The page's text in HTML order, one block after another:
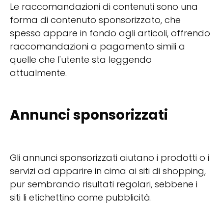
Le raccomandazioni di contenuti sono una
forma di contenuto sponsorizzato, che
spesso appare in fondo agli articoli, offrendo
raccomandazioni a pagamento simili a
quelle che l'utente sta leggendo
attualmente.
Annunci sponsorizzati
Gli annunci sponsorizzati aiutano i prodotti o i
servizi ad apparire in cima ai siti di shopping,
pur sembrando risultati regolari, sebbene i
siti li etichettino come pubblicità.